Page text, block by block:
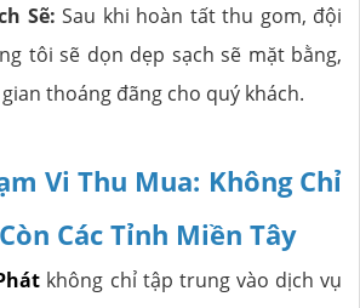
Sẽ: Sau khi hoàn tất thu gom, đội
tôi sẽ dọn dẹp sạch sẽ mặt bằng,
thoáng đãng cho quý khách.
Vi Thu Mua: Không Chỉ
Các Tỉnh Miền Tây
không chỉ tập trung vào dịch vụ